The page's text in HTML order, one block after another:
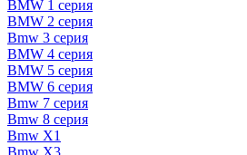
BMW 1 серия
BMW 2 серия
Bmw 3 серия
BMW 4 серия
BMW 5 серия
BMW 6 серия
Bmw 7 серия
Bmw 8 серия
Bmw X1
Bmw X3